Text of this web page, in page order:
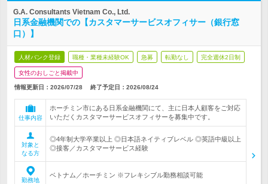
G.A. Consultants Vietnam Co., Ltd.
日系金融機関での【カスタマーサービスオフィサー（銀行窓
口）】
人材バンク登録 職種・業種未経験OK 急募 転勤なし 完全週休2日制
女性のおしごと掲載中
情報更新日：2026/07/28 終了予定日： 2026/08/24
仕事内容
ホーチミン市にある日系金融機関にて、主に日本人顧客をご対応
いただくカスタマーサービスオフィサーを募集中です。
対象と
なる方
◎4年制大学卒業以上 ◎日本語ネイティブレベル ◎英語中級以上
◎接客／カスタマーサービス経験
勤務地
ベトナム／ホーチミン ※フレキシブル勤務相談可能